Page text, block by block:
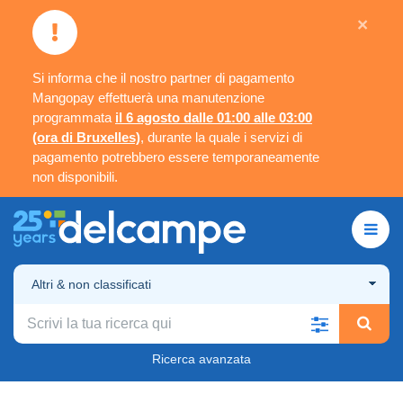
Si informa che il nostro partner di pagamento
Mangopay effettuerà una manutenzione
programmata il 6 agosto dalle 01:00 alle 03:00
(ora di Bruxelles), durante la quale i servizi di
pagamento potrebbero essere temporaneamente
non disponibili.
×
Altri & non classificati
Ricerca avanzata